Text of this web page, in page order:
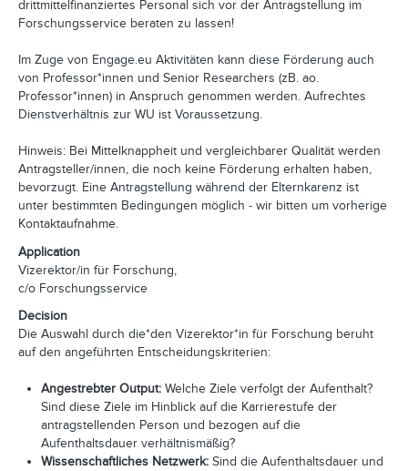
drittmittelfinanziertes Personal sich vor der Antragstellung im
Forschungsservice beraten zu lassen!
Im Zuge von Engage.eu Aktivitäten kann diese Förderung auch
von Professor*innen und Senior Researchers (zB. ao.
Professor*innen) in Anspruch genommen werden. Aufrechtes
Dienstverhältnis zur WU ist Voraussetzung.
Hinweis: Bei Mittelknappheit und vergleichbarer Qualität werden
Antragsteller/innen, die noch keine Förderung erhalten haben,
bevorzugt. Eine Antragstellung während der Elternkarenz ist
unter bestimmten Bedingungen möglich - wir bitten um vorherige
Kontaktaufnahme.
Application
Vizerektor/in für Forschung,
c/o Forschungsservice
Decision
Die Auswahl durch die*den Vizerektor*in für Forschung beruht
auf den angeführten Entscheidungskriterien:
Angestrebter Output: Welche Ziele verfolgt der Aufenthalt?
Sind diese Ziele im Hinblick auf die Karrierestufe der
antragstellenden Person und bezogen auf die
Aufenthaltsdauer verhältnismäßig?
Wissenschaftliches Netzwerk: Sind die Aufenthaltsdauer und